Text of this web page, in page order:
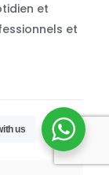
et
et
0
us